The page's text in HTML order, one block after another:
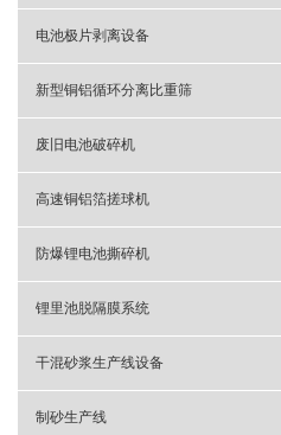
电池极片剥离设备
新型铜铝循环分离比重筛
废旧电池破碎机
高速铜铝箔搓球机
防爆锂电池撕碎机
锂里池脱隔膜系统
干混砂浆生产线设备
制砂生产线